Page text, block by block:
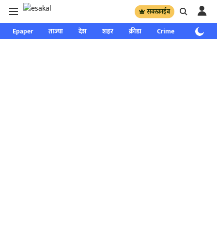
सबस्क्राईब
Epaper ताज्या देश शहर क्रीडा Crime साप्ताहिक